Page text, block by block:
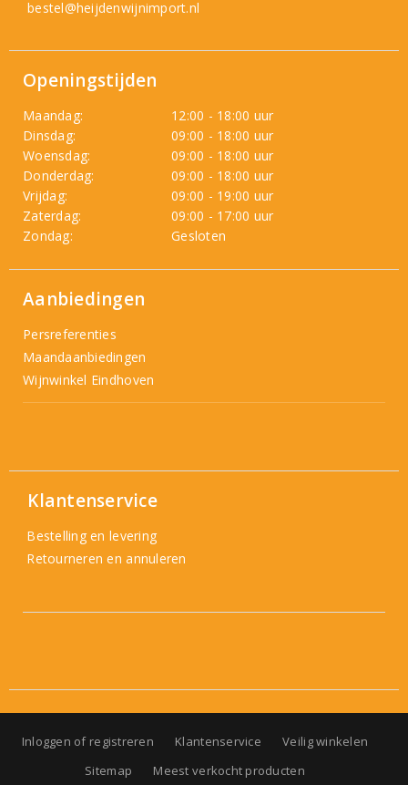
bestel@heijdenwijnimport.nl
Openingstijden
Maandag:
12:00 - 18:00 uur
Dinsdag:
09:00 - 18:00 uur
Woensdag:
09:00 - 18:00 uur
Donderdag:
09:00 - 18:00 uur
Vrijdag:
09:00 - 19:00 uur
Zaterdag:
09:00 - 17:00 uur
Zondag:
Gesloten
Aanbiedingen
Persreferenties
Maandaanbiedingen
Wijnwinkel Eindhoven
Klantenservice
Bestelling en levering
Retourneren en annuleren
Inloggen of registreren Klantenservice
Veilig winkelen
Sitemap
Meest verkocht producten